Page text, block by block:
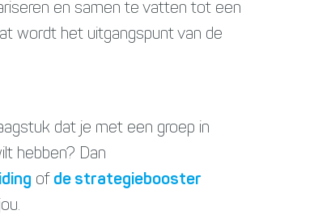
en samen te vatten tot een
wordt het uitgangspunt van de
dat je met een groep in
hebben? Dan
of de strategiebooster